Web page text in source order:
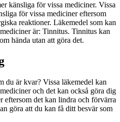
känsliga för vissa mediciner. Vissa
för vissa mediciner eftersom
reaktioner. Läkemedel som kan
är: Tinnitus. Tinnitus kan
hända utan att göra det.
du är kvar? Vissa läkemedel kan
och det kan också göra dig
eftersom det kan lindra och förvärra
göra att du kan få ditt besvär som